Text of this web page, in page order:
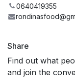
0640419355
Share
Find out what
and join the